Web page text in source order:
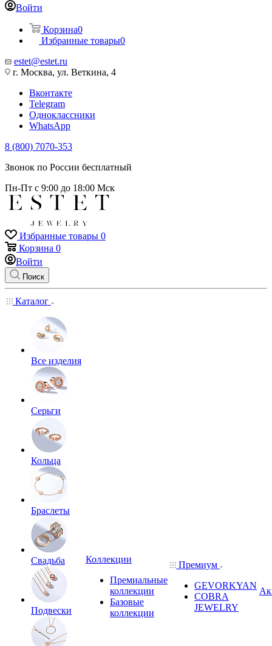
Войти
Корзина0
Избранные товары0
estet@estet.ru
г. Москва, ул. Веткина, 4
Вконтакте
Telegram
Одноклассники
WhatsApp
8 (800) 7070-353
Звонок по России бесплатный
Пн-Пт с 9:00 до 18:00 Мск
Избранные товары 0
Корзина 0
Войти
Поиск
Каталог
Все изделия
Серьги
Кольца
Браслеты
Свадьба
Подвески
Коллекции
Премиальные
коллекции
Базовые
коллекции
Премиум
GEVORKYAN
COBRA
JEWELRY